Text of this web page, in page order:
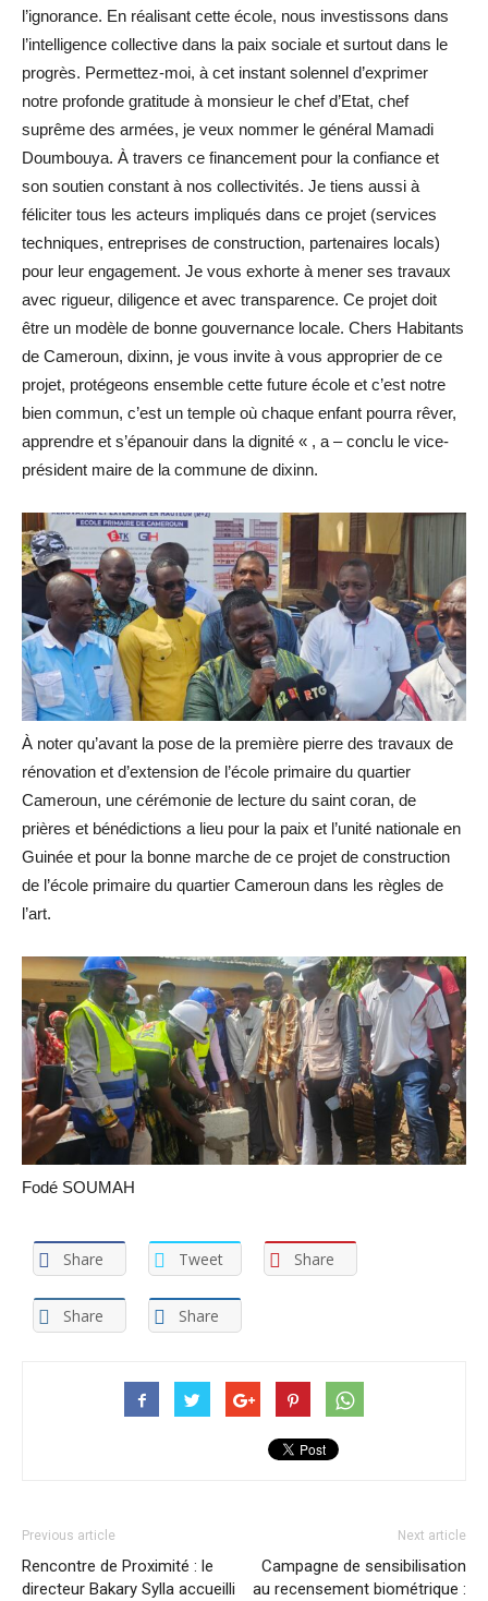
l’ignorance. En réalisant cette école, nous investissons dans
l’intelligence collective dans la paix sociale et surtout dans le
progrès. Permettez-moi, à cet instant solennel d’exprimer
notre profonde gratitude à monsieur le chef d’Etat, chef
suprême des armées, je veux nommer le général Mamadi
Doumbouya. À travers ce financement pour la confiance et
son soutien constant à nos collectivités. Je tiens aussi à
féliciter tous les acteurs impliqués dans ce projet (services
techniques, entreprises de construction, partenaires locals)
pour leur engagement. Je vous exhorte à mener ses travaux
avec rigueur, diligence et avec transparence. Ce projet doit
être un modèle de bonne gouvernance locale. Chers Habitants
de Cameroun, dixinn, je vous invite à vous approprier de ce
projet, protégeons ensemble cette future école et c’est notre
bien commun, c’est un temple où chaque enfant pourra rêver,
apprendre et s’épanouir dans la dignité « , a – conclu le vice-
président maire de la commune de dixinn.
À noter qu’avant la pose de la première pierre des travaux de
rénovation et d’extension de l’école primaire du quartier
Cameroun, une cérémonie de lecture du saint coran, de
prières et bénédictions a lieu pour la paix et l’unité nationale en
Guinée et pour la bonne marche de ce projet de construction
de l’école primaire du quartier Cameroun dans les règles de
l’art.
Fodé SOUMAH
Share Tweet Share
Share Share
Previous article
Rencontre de Proximité : le
directeur Bakary Sylla accueilli
Next article
Campagne de sensibilisation
au recensement biométrique :